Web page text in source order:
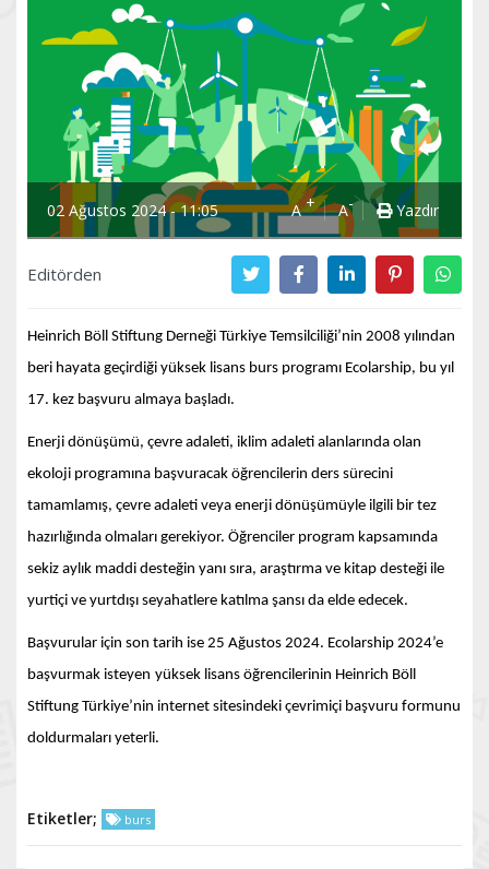
02 Ağustos 2024 - 11:05 A+ A- Yazdır
Editörden
Heinrich Böll Stiftung Derneği Türkiye Temsilciliği’nin 2008 yılından
beri hayata geçirdiği yüksek lisans burs programı Ecolarship, bu yıl
17. kez başvuru almaya başladı.
Enerji dönüşümü, çevre adaleti, iklim adaleti alanlarında olan
ekoloji programına başvuracak öğrencilerin ders sürecini
tamamlamış, çevre adaleti veya enerji dönüşümüyle ilgili bir tez
hazırlığında olmaları gerekiyor. Öğrenciler program kapsamında
sekiz aylık maddi desteğin yanı sıra, araştırma ve kitap desteği ile
yurtiçi ve yurtdışı seyahatlere katılma şansı da elde edecek.
Başvurular için son tarih ise 25 Ağustos 2024. Ecolarship 2024’e
başvurmak isteyen yüksek lisans öğrencilerinin Heinrich Böll
Stiftung Türkiye’nin internet sitesindeki çevrimiçi başvuru formunu
doldurmaları yeterli.
Etiketler; burs